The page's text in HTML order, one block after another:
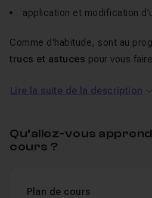
application et modification
Comme d'habitude, sont au
trucs et astuces pour vous
Première Pro CC.
Lire la suite de la description
Qu’allez-vous
cours ?
Plan de cours